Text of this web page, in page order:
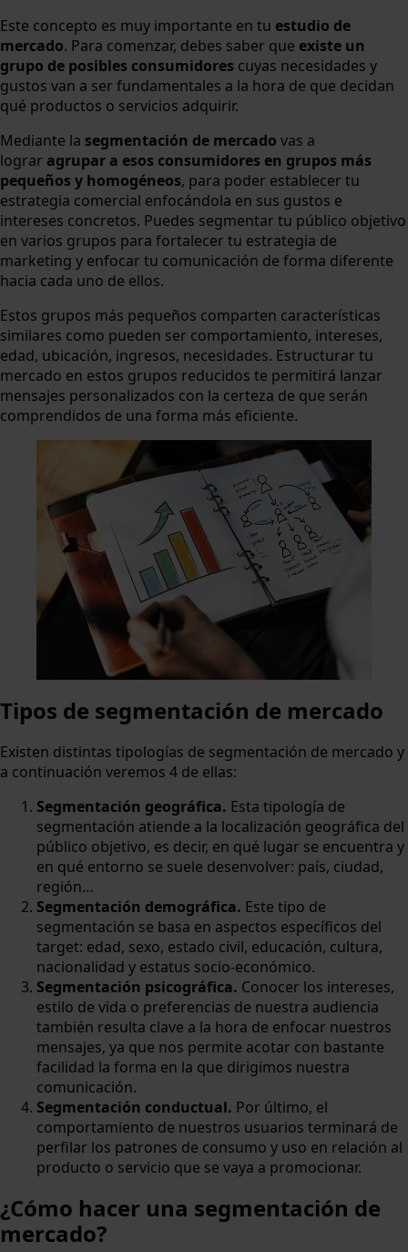
Este concepto es muy importante en tu estudio de
mercado. Para comenzar, debes saber que existe un
grupo de posibles consumidores cuyas necesidades y
gustos van a ser fundamentales a la hora de que decidan
qué productos o servicios adquirir.
Mediante la segmentación de mercado vas a
lograr agrupar a esos consumidores en grupos más
pequeños y homogéneos, para poder establecer tu
estrategia comercial enfocándola en sus gustos e
intereses concretos. Puedes segmentar tu público objetivo
en varios grupos para fortalecer tu estrategia de
marketing y enfocar tu comunicación de forma diferente
hacia cada uno de ellos.
Estos grupos más pequeños comparten características
similares como pueden ser comportamiento, intereses,
edad, ubicación, ingresos, necesidades. Estructurar tu
mercado en estos grupos reducidos te permitirá lanzar
mensajes personalizados con la certeza de que serán
comprendidos de una forma más eficiente.
Tipos de segmentación de mercado
Existen distintas tipologías de segmentación de mercado y
a continuación veremos 4 de ellas:
Segmentación geográfica. Esta tipología de
segmentación atiende a la localización geográfica del
público objetivo, es decir, en qué lugar se encuentra y
en qué entorno se suele desenvolver: país, ciudad,
región…
Segmentación demográfica. Este tipo de
segmentación se basa en aspectos específicos del
target: edad, sexo, estado civil, educación, cultura,
nacionalidad y estatus socio-económico.
Segmentación psicográfica. Conocer los intereses,
estilo de vida o preferencias de nuestra audiencia
también resulta clave a la hora de enfocar nuestros
mensajes, ya que nos permite acotar con bastante
facilidad la forma en la que dirigimos nuestra
comunicación.
Segmentación conductual. Por último, el
comportamiento de nuestros usuarios terminará de
perfilar los patrones de consumo y uso en relación al
producto o servicio que se vaya a promocionar.
¿Cómo hacer una segmentación de
mercado?